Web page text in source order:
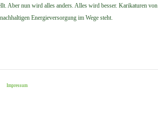
Aber nun wird alles anders. Alles wird besser. Karikaturen von
Energieversorgung im Wege steht.
Impressum